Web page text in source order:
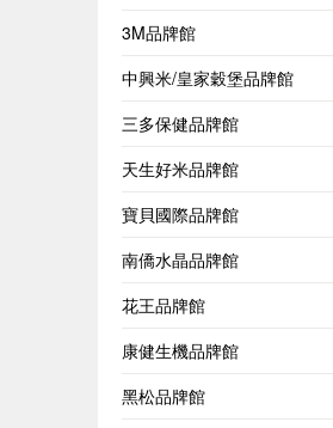
3M品牌館
中興米/皇家穀堡品牌館
三多保健品牌館
天生好米品牌館
寶貝國際品牌館
南僑水晶品牌館
花王品牌館
康健生機品牌館
黑松品牌館